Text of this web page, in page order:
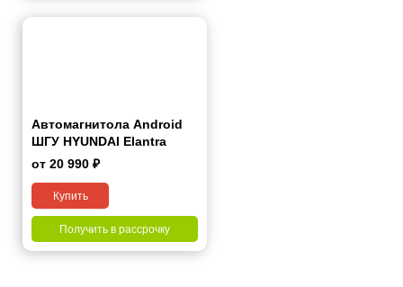
Автомагнитола Android
ШГУ HYUNDAI Elantra
(HD), Avante (HD) 2006-
от 20 990 ₽
Купить
Получить в рассрочку